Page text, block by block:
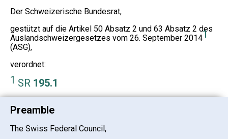
Der Schweizerische Bundesrat,
gestützt auf die Artikel 50 Absatz 2 und 63 Absatz 2 des
Auslandschweizergesetzes vom 26. September 20141
(ASG),
verordnet:
1 SR 195.1
Preamble
The Swiss Federal Council,